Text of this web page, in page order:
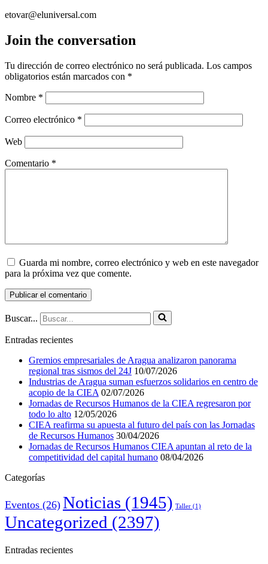
etovar@eluniversal.com
Join the conversation
Tu dirección de correo electrónico no será publicada. Los campos
obligatorios están marcados con *
Nombre *
Correo electrónico *
Web
Comentario *
Guarda mi nombre, correo electrónico y web en este navegador
para la próxima vez que comente.
Buscar...
Entradas recientes
Gremios empresariales de Aragua analizaron panorama
regional tras sismos del 24J 10/07/2026
Industrias de Aragua suman esfuerzos solidarios en centro de
acopio de la CIEA 02/07/2026
Jornadas de Recursos Humanos de la CIEA regresaron por
todo lo alto 12/05/2026
CIEA reafirma su apuesta al futuro del país con las Jornadas
de Recursos Humanos 30/04/2026
Jornadas de Recursos Humanos CIEA apuntan al reto de la
competitividad del capital humano 08/04/2026
Categorías
Eventos (26) Noticias (1945) Taller (1)
Uncategorized (2397)
Entradas recientes